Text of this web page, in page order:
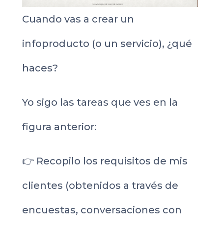
Cuando vas a crear un
infoproducto (o un servicio), ¿qué
haces?
Yo sigo las tareas que ves en la
figura anterior:
👉 Recopilo los requisitos de mis
clientes (obtenidos a través de
encuestas, conversaciones con